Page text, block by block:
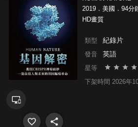
2019．美國．94分
HD畫質
類型 紀錄片
發音 英語
星等
下架時間 2026年